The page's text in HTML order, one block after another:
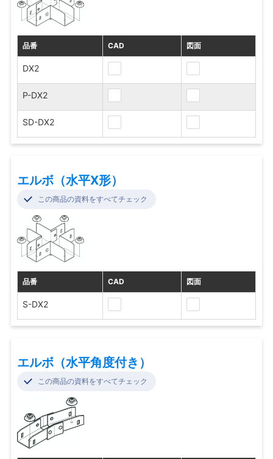
品番 CAD 図面
DX2
P-DX2
SD-DX2
エルボ（水平X形）
この商品の資料をすべてチェック
品番 CAD 図面
S-DX2
エルボ（水平角度付き）
この商品の資料をすべてチェック